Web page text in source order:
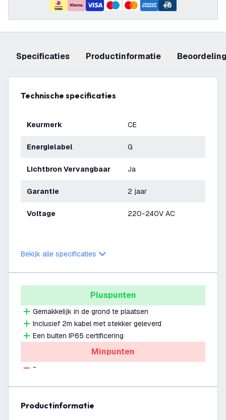
+6
Specificaties productinformatie
Technische specificaties
Keurmerk CE
Energielabel G
Lichtbron Vervangbaar Ja
Garantie 2 jaar
Voltage 220-240V AC
Bekijk alle specificaties
Pluspunten
Gemakkelijk in de grond te plaatsen
Inclusief 2m kabel met stekker geleverd
Een buiten IP65 certificering
Minpunten
-
productinformatie